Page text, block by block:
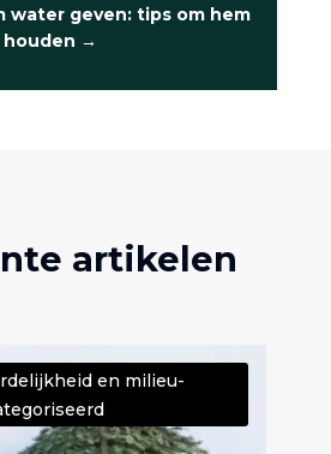
water geven: tips om hem
houden →
artikelen
en milieu-